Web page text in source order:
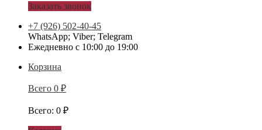
Заказать звонок
+7 (926) 502-40-45
WhatsApp; Viber; Telegram
Ежедневно с 10:00 до 19:00
Корзина
Всего 0 ₽
Всего: 0 ₽